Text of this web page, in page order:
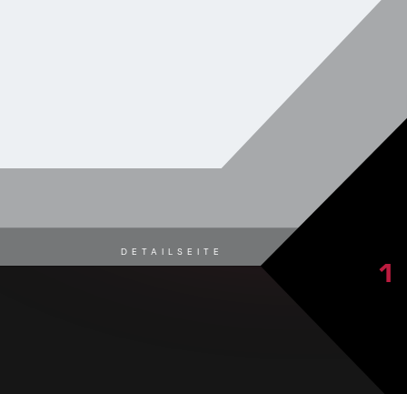
DETAILSEITE 1